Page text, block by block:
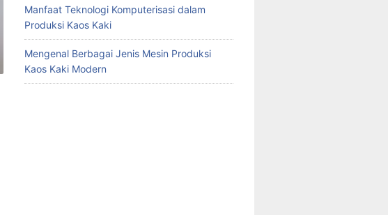
Manfaat Teknologi Komputerisasi dalam
Produksi Kaos Kaki
Mengenal Berbagai Jenis Mesin Produksi
Kaos Kaki Modern